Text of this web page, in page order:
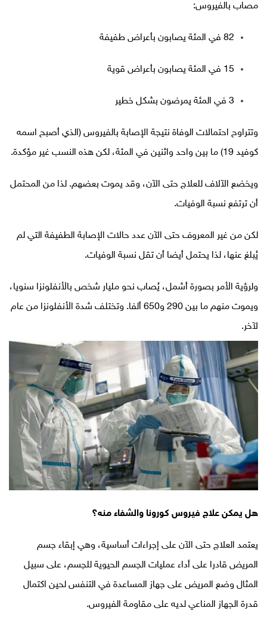
مصاب بالفيروس:
82 في المئة يصابون بأعراض طفيفة
15 في المئة يصابون بأعراض قوية
3 في المئة يمرضون بشكل خطير
وتتراوح احتمالات الوفاة نتيجة الإصابة بالفيروس (الذي أصبح اسمه
كوفيد 19) ما بين واحد واثنين في المئة، لكن هذه النسب غير مؤكدة.
ويخضع الآلاف للعلاج حتى الآن، وقد يموت بعضهم. لذا من المحتمل
أن ترتفع نسبة الوفيات.
لكن من غير المعروف حتى الآن عدد حالات الإصابة الطفيفة التي لم
يُبلغ عنها، لذا يحتمل أيضا أن تقل نسبة الوفيات.
ولرؤية الأمر بصورة أشمل، يُصاب نحو مليار شخص بالأنفلونزا سنويا،
ويموت منهم ما بين 290 و650 ألفا. وتختلف شدة الأنفلونزا من عام
لآخر.
هل يمكن علاج فيروس كورونا والشفاء منه؟
يعتمد العلاج حتى الآن على إجراءات أساسية، وهي إبقاء جسم
المريض قادرا على أداء عمليات الجسم الحيوية للجسم، على سبيل
المثال وضع المريض على جهاز المساعدة في التنفس لحين اكتمال
قدرة الجهاز المناعي لديه على مقاومة الفيروس.